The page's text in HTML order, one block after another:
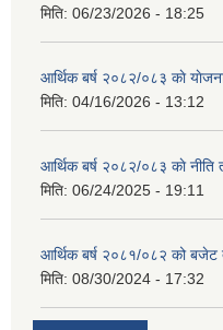
मिति: 06/23/2026 - 18:25
आर्थिक बर्ष २०८२/०८३ काे
मिति: 04/16/2026 - 13:12
आर्थिक बर्ष २०८२/०८३ काे नीति
मिति: 06/24/2025 - 19:11
आर्थिक बर्ष २०८१/०८२ को बजेट
मिति: 08/30/2024 - 17:32